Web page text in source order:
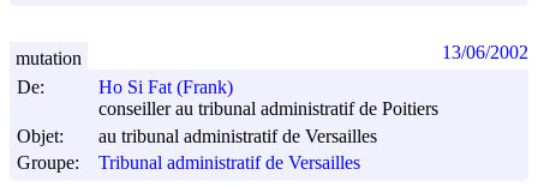
De:
Ho Si Fat (Frank)
conseiller au tribunal administratif de Poitiers
Objet:
au tribunal administratif de Versailles
Groupe:
Tribunal administratif de Versailles
mutation 13/06/2002